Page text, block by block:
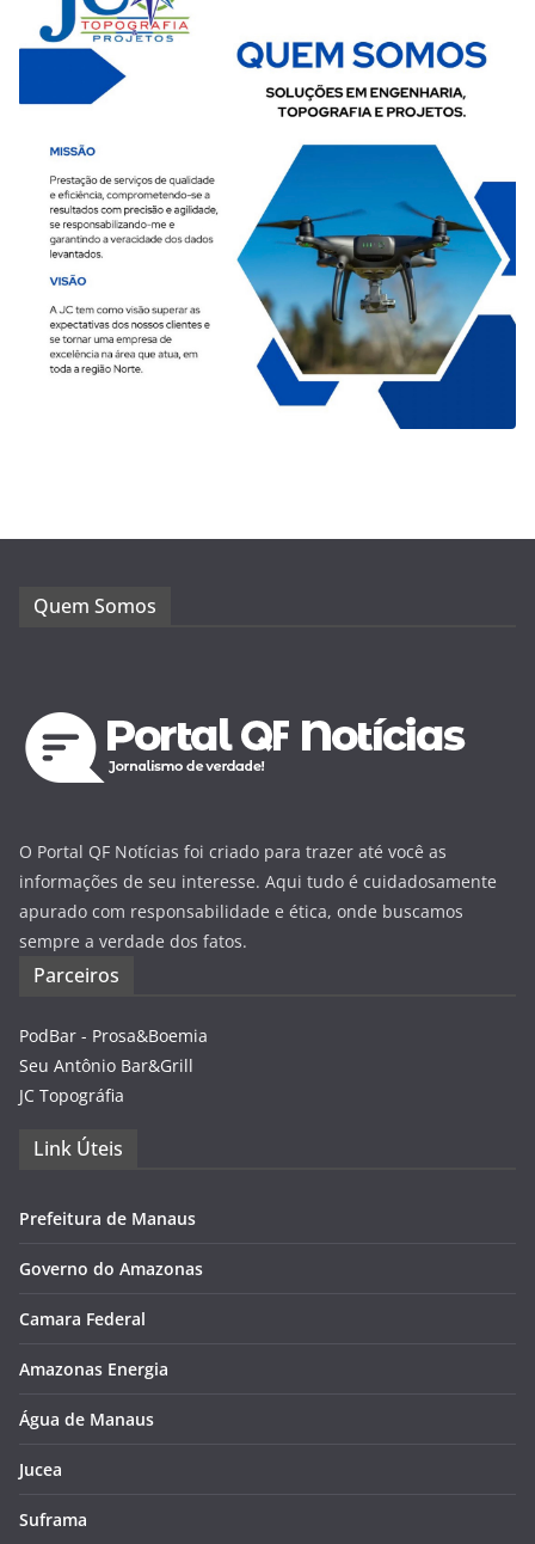
Quem Somos
O Portal QF Notícias foi criado para trazer até você as
informações de seu interesse. Aqui tudo é cuidadosamente
apurado com responsabilidade e ética, onde buscamos
sempre a verdade dos fatos.
Parceiros
PodBar - Prosa&Boemia
Seu Antônio Bar&Grill
JC Topográfia
Link Úteis
Prefeitura de Manaus
Governo do Amazonas
Camara Federal
Amazonas Energia
Água de Manaus
Jucea
Suframa